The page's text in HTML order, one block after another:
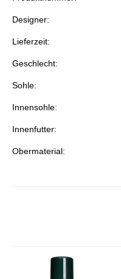
Designer:
Lieferzeit:
Geschlecht:
Sohle:
Innensohle:
Innenfutter:
Obermaterial: